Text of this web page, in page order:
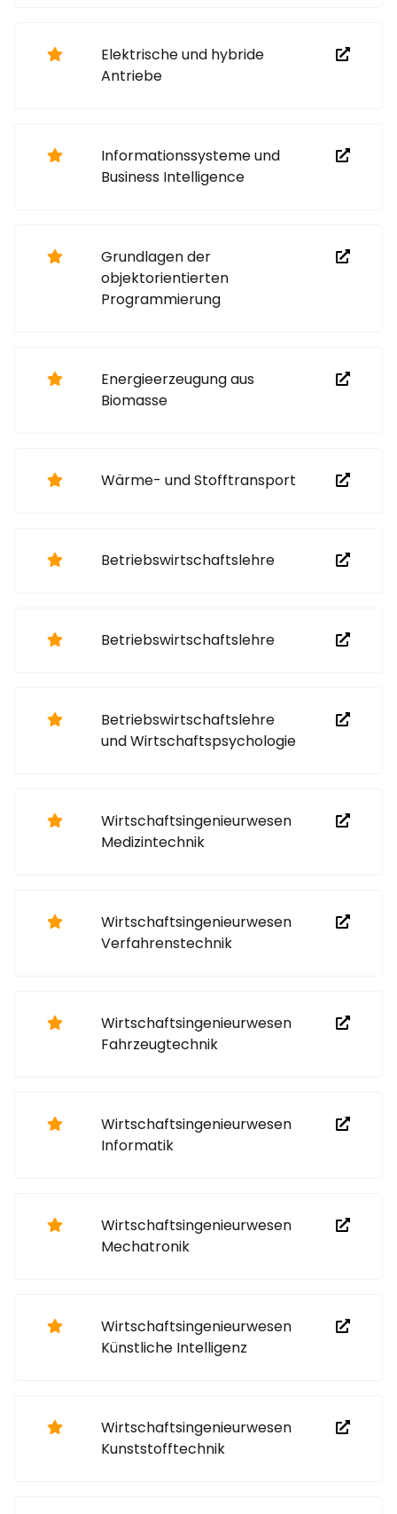
Elektrische und hybride
Antriebe
Informationssysteme und
Business Intelligence
Grundlagen der
objektorientierten
Programmierung
Energieerzeugung aus
Biomasse
Wärme- und Stofftransport
Betriebswirtschaftslehre
Betriebswirtschaftslehre
Betriebswirtschaftslehre
und Wirtschaftspsychologie
Wirtschaftsingenieurwesen
Medizintechnik
Wirtschaftsingenieurwesen
Verfahrenstechnik
Wirtschaftsingenieurwesen
Fahrzeugtechnik
Wirtschaftsingenieurwesen
Informatik
Wirtschaftsingenieurwesen
Mechatronik
Wirtschaftsingenieurwesen
Künstliche Intelligenz
Wirtschaftsingenieurwesen
Kunststofftechnik